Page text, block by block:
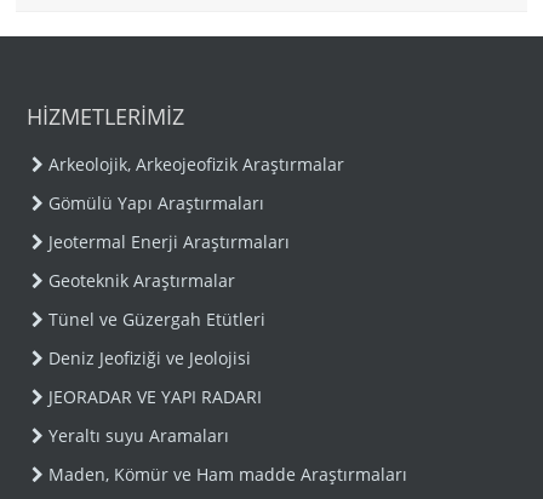
HİZMETLERİMİZ
Arkeolojik, Arkeojeofizik Araştırmalar
Gömülü Yapı Araştırmaları
Jeotermal Enerji Araştırmaları
Geoteknik Araştırmalar
Tünel ve Güzergah Etütleri
Deniz Jeofiziği ve Jeolojisi
JEORADAR VE YAPI RADARI
Yeraltı suyu Aramaları
Maden, Kömür ve Ham madde Araştırmaları